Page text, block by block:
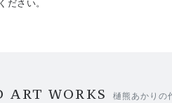
ださい。
ART WORKS 樋熊あかりの